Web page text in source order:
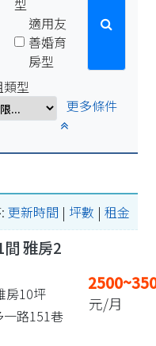
適用友
善婚育
房型
類型
更多條件
更新時間 | 坪數 | 租金
雅房2
房10坪
路151巷
元/月